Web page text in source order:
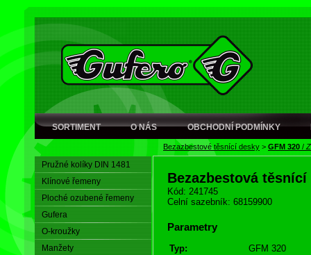
SORTIMENT O NÁS OBCHODNÍ PODMÍNKY
Bezazbestové těsnící desky > GFM 320 /
Pružné kolíky DIN 1481
Klínové řemeny
Ploché ozubené řemeny
Gufera
O-kroužky
Manžety
Bezazbestová těsnící
Kód: 241745
Celní sazebník: 68159900
Parametry
Typ:
GFM 320